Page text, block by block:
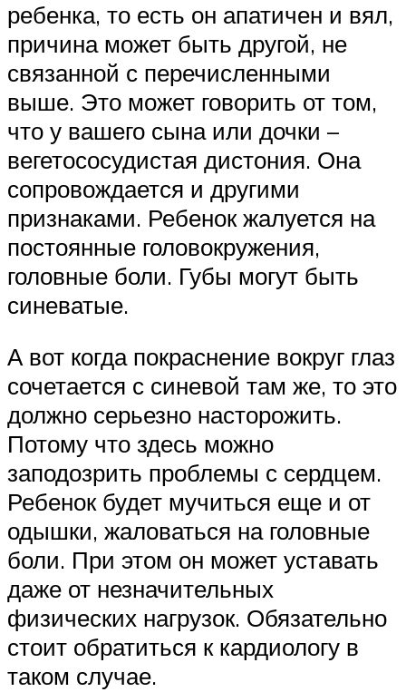
ребенка, то есть он апатичен и вял,
причина может быть другой, не
связанной с перечисленными
выше. Это может говорить от том,
что у вашего сына или дочки –
вегетососудистая дистония. Она
сопровождается и другими
признаками. Ребенок жалуется на
постоянные головокружения,
головные боли. Губы могут быть
синеватые.
А вот когда покраснение вокруг глаз
сочетается с синевой там же, то это
должно серьезно насторожить.
Потому что здесь можно
заподозрить проблемы с сердцем.
Ребенок будет мучиться еще и от
одышки, жаловаться на головные
боли. При этом он может уставать
даже от незначительных
физических нагрузок. Обязательно
стоит обратиться к кардиологу в
таком случае.